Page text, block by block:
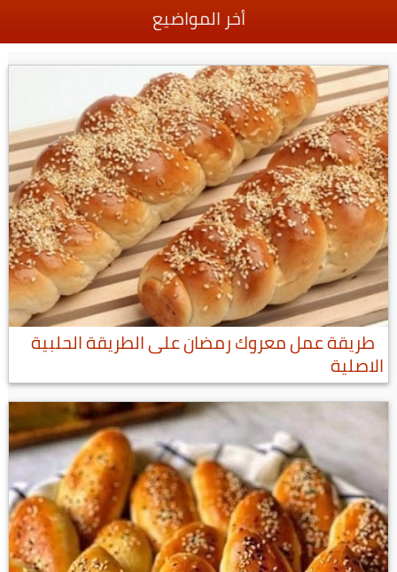
أخر المواضيع
طريقة عمل معروك رمضان على الطريقة الحلبية
الاصلية